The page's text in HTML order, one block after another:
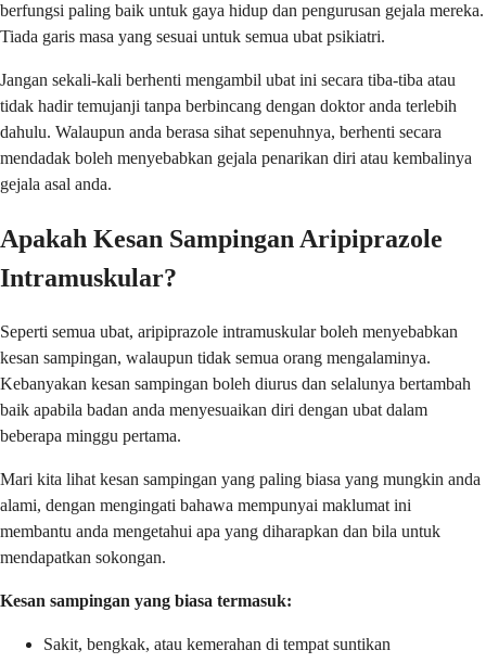
berfungsi paling baik untuk gaya hidup dan pengurusan gejala mereka.
Tiada garis masa yang sesuai untuk semua ubat psikiatri.
Jangan sekali-kali berhenti mengambil ubat ini secara tiba-tiba atau
tidak hadir temujanji tanpa berbincang dengan doktor anda terlebih
dahulu. Walaupun anda berasa sihat sepenuhnya, berhenti secara
mendadak boleh menyebabkan gejala penarikan diri atau kembalinya
gejala asal anda.
Apakah Kesan Sampingan Aripiprazole
Intramuskular?
Seperti semua ubat, aripiprazole intramuskular boleh menyebabkan
kesan sampingan, walaupun tidak semua orang mengalaminya.
Kebanyakan kesan sampingan boleh diurus dan selalunya bertambah
baik apabila badan anda menyesuaikan diri dengan ubat dalam
beberapa minggu pertama.
Mari kita lihat kesan sampingan yang paling biasa yang mungkin anda
alami, dengan mengingati bahawa mempunyai maklumat ini
membantu anda mengetahui apa yang diharapkan dan bila untuk
mendapatkan sokongan.
Kesan sampingan yang biasa termasuk:
Sakit, bengkak, atau kemerahan di tempat suntikan